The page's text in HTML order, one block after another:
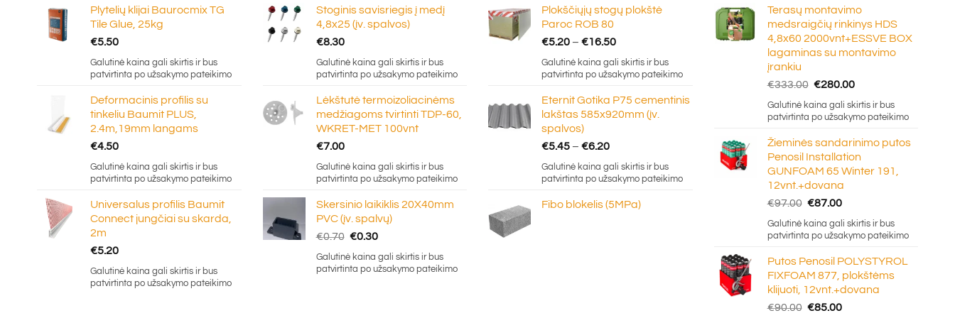
Plytelių klijai Baurocmix TG
Tile Glue, 25kg
€5.50
Galutinė kaina gali skirtis ir bus
patvirtinta po užsakymo pateikimo
Deformacinis profilis su
tinkeliu Baumit PLUS,
2.4m,19mm langams
€4.50
Galutinė kaina gali skirtis ir bus
patvirtinta po užsakymo pateikimo
Universalus profilis Baumit
Connect jungčiai su skarda,
2m
€5.20
Galutinė kaina gali skirtis ir bus
patvirtinta po užsakymo pateikimo
Stoginis savisriegis į medį
4,8x25 (įv. spalvos)
€8.30
Galutinė kaina gali skirtis ir bus
patvirtinta po užsakymo pateikimo
Lėkštutė termoizoliacinėms
medžiagoms tvirtinti TDP-60,
WKRET-MET 100vnt
€7.00
Galutinė kaina gali skirtis ir bus
patvirtinta po užsakymo pateikimo
Skersinio laikiklis 20X40mm
PVC (įv. spalvų)
€0.70 Original
price
was:
€0.30Current
price
is:
Galutinė kaina gali skirtis ir bus
patvirtinta po užsakymo pateikimo
Plokščiųjų stogų plokštė
Paroc ROB 80
€5.20 – €16.50Price
range:
€5.20
€16.50
Galutinė kaina gali skirtis ir bus
patvirtinta po užsakymo pateikimo
Eternit Gotika P75 cementinis
lakštas 585x920mm (įv.
spalvos)
€5.45 – €6.20Price
range:
€5.45
€6.20
Galutinė kaina gali skirtis ir bus
patvirtinta po užsakymo pateikimo
Fibo blokelis (5MPa)
Terasų montavimo
medsraigčių rinkinys HDS
4,8x60 2000vnt+ESSVE BOX
lagaminas su montavimo
įrankiu
€333.00 Original
price
was:
€280.00Current
price
is:
Galutinė kaina gali skirtis ir bus
patvirtinta po užsakymo pateikimo
Žieminės sandarinimo putos
Penosil Installation
GUNFOAM 65 Winter 191,
12vnt.+dovana
€97.00 Original
price
was:
€87.00Current
price
is:
Galutinė kaina gali skirtis ir bus
patvirtinta po užsakymo pateikimo
Putos Penosil POLYSTYROL
FIXFOAM 877, plokštėms
klijuoti, 12vnt.+dovana
€90.00 Original
€85.00Current